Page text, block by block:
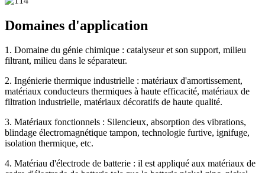
Domaines d'application
1. Domaine du génie chimique : catalyseur et son support, milieu
filtrant, milieu dans le séparateur.
2. Ingénierie thermique industrielle : matériaux d'amortissement,
matériaux conducteurs thermiques à haute efficacité, matériaux de
filtration industrielle, matériaux décoratifs de haute qualité.
3. Matériaux fonctionnels : Silencieux, absorption des vibrations,
blindage électromagnétique tampon, technologie furtive, ignifuge,
isolation thermique, etc.
4. Matériau d'électrode de batterie : il est appliqué aux matériaux de